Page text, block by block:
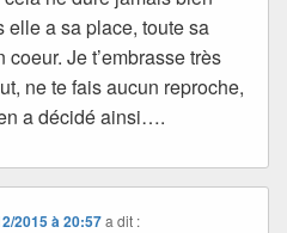
elle a sa place, toute sa
Je t’embrasse très
ne te fais aucun reproche,
a décidé ainsi….
2015 à 20:57 a dit :